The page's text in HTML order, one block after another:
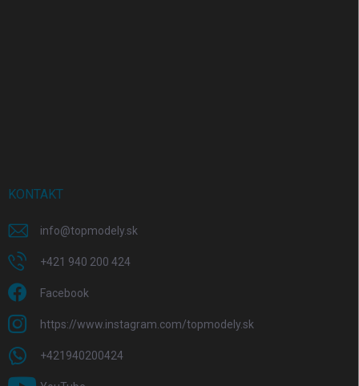
KONTAKT
info@topmodely.sk
+421 940 200 424
Facebook
https://www.instagram.com/topmodely.sk
+421940200424